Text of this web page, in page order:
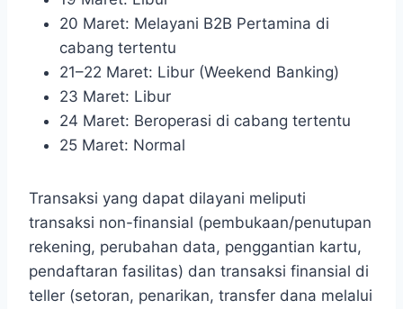
20 Maret: Melayani B2B Pertamina di
cabang tertentu
21–22 Maret: Libur (Weekend Banking)
23 Maret: Libur
24 Maret: Beroperasi di cabang tertentu
25 Maret: Normal
Transaksi yang dapat dilayani meliputi
transaksi non-finansial (pembukaan/penutupan
rekening, perubahan data, penggantian kartu,
pendaftaran fasilitas) dan transaksi finansial di
teller (setoran, penarikan, transfer dana melalui